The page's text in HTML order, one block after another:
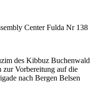
Center Fulda Nr 138
des Kibbuz Buchenwald
zur Vorbereitung auf die
nach Bergen Belsen